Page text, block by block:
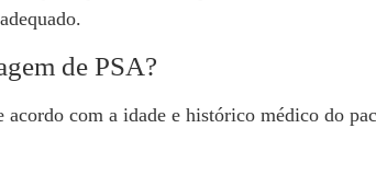
de PSA?
acordo com a idade e histórico médico do